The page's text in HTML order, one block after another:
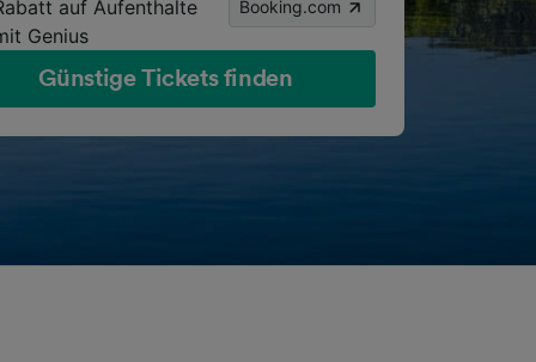
auf Aufenthalte
Genius
Booking.com
Günstige Tickets finden